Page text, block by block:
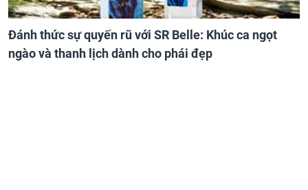
Đánh thức sự quyến rũ với SR Belle: Khúc ca ngọt
ngào và thanh lịch dành cho phái đẹp